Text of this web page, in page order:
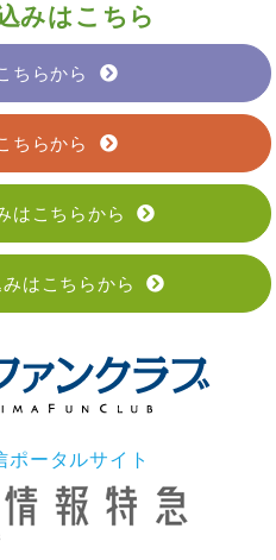
みはこちら
ちらから
ちらから
はこちらから
はこちらから
ポータルサイト